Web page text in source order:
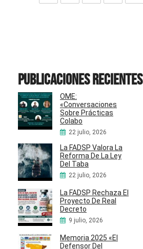
Publicaciones recientes
OME:
«Conversaciones
Sobre Prácticas
Colabo
22 julio, 2026
La FADSP Valora La
Reforma De La Ley
Del Taba
22 julio, 2026
La FADSP Rechaza El
Proyecto De Real
Decreto
9 julio, 2026
Memoria 2025 «El
Defensor Del